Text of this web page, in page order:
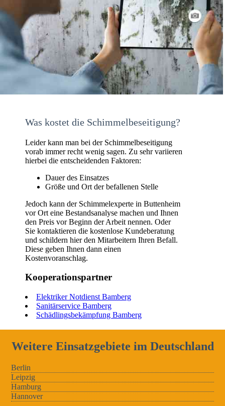
Was kostet die Schimmelbeseitigung?
Leider kann man bei der Schimmelbeseitigung
vorab immer recht wenig sagen. Zu sehr variieren
hierbei die entscheidenden Faktoren:
Dauer des Einsatzes
Größe und Ort der befallenen Stelle
Jedoch kann der Schimmelexperte in Buttenheim
vor Ort eine Bestandsanalyse machen und Ihnen
den Preis vor Beginn der Arbeit nennen. Oder
Sie kontaktieren die kostenlose Kundeberatung
und schildern hier den Mitarbeitern Ihren Befall.
Diese geben Ihnen dann einen
Kostenvoranschlag.
Kooperationspartner
Elektriker Notdienst Bamberg
Sanitärservice Bamberg
Schädlingsbekämpfung Bamberg
Weitere Einsatzgebiete im Deutschland
Berlin
Leipzig
Hamburg
Hannover